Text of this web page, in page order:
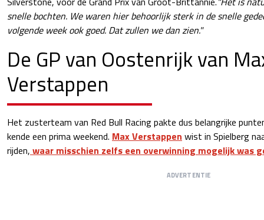
snelle bochten. We waren hier behoorlijk sterk in de snelle
volgende week ook goed. Dat zullen we dan zien."
De GP van Oostenrijk van
Verstappen
Het zusterteam van Red Bull Racing pakte dus belangrijke
kende een prima weekend. Max Verstappen wist in Spielberg
rijden, waar misschien zelfs een overwinning mogelijk was
ADVERTENTIE